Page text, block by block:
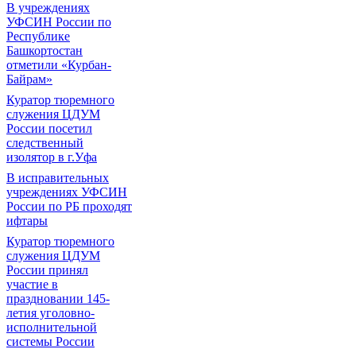
В учреждениях
УФСИН России по
Республике
Башкортостан
отметили «Курбан-
Байрам»
Куратор тюремного
служения ЦДУМ
России посетил
следственный
изолятор в г.Уфа
В исправительных
учреждениях УФСИН
России по РБ проходят
ифтары
Куратор тюремного
служения ЦДУМ
России принял
участие в
праздновании 145-
летия уголовно-
исполнительной
системы России